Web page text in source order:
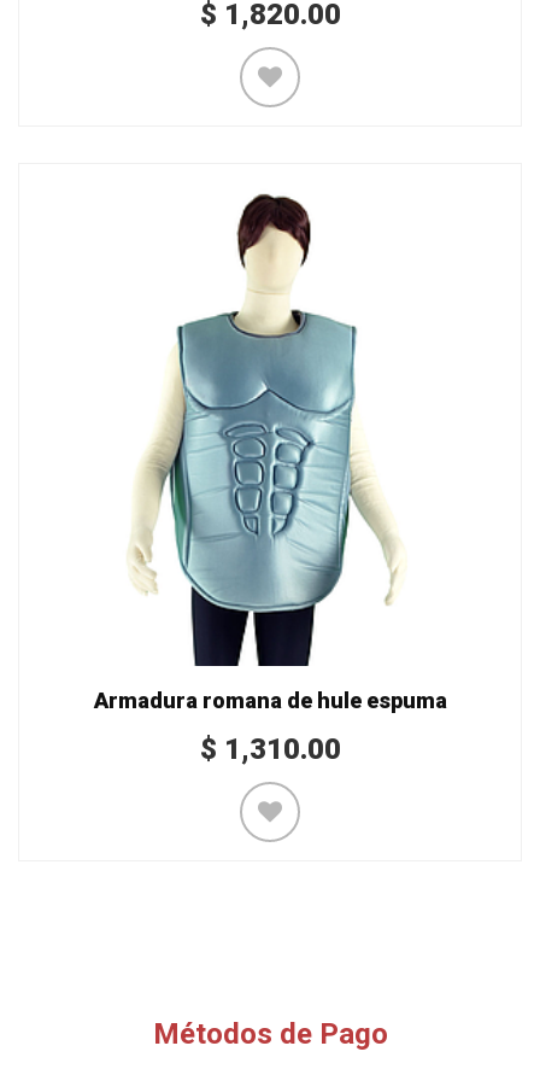
$ 1,820.00
Armadura romana de hule espuma
$ 1,310.00
Métodos de Pago